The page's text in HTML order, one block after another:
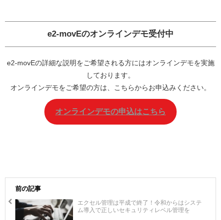
e2-movEのオンラインデモ受付中
e2-movEの詳細な説明をご希望される方にはオンラインデモを実施
しております。
オンラインデモをご希望の方は、こちらからお申込みください。
オンラインデモの申込はこちら
前の記事
エクセル管理は平成で終了！令和からはシステ
ム導入で正しいセキュリティレベル管理を